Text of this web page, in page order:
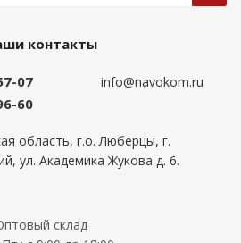
контакты
07
60
info@navokom.ru
область, г.о. Люберцы, г.
ул. Академика Жукова д. 6.
склад